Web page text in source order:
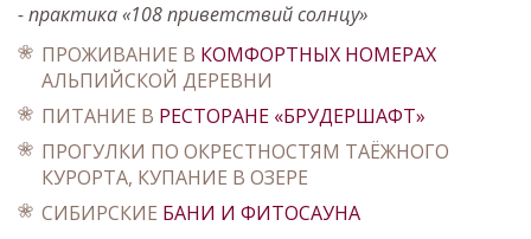
- практика «108 приветствий солнцу»
ПРОЖИВАНИЕ В КОМФОРТНЫХ НОМЕРАХ
АЛЬПИЙСКОЙ ДЕРЕВНИ
ПИТАНИЕ В РЕСТОРАНЕ «БРУДЕРШАФТ»
ПРОГУЛКИ ПО ОКРЕСТНОСТЯМ ТАЁЖНОГО
КУРОРТА, КУПАНИЕ В ОЗЕРЕ
СИБИРСКИЕ БАНИ И ФИТОСАУНА